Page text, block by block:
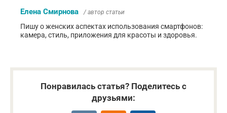
Елена Смирнова / автор статьи
Пишу о женских аспектах использования смартфонов:
камера, стиль, приложения для красоты и здоровья.
Понравилась статья? Поделитесь с
друзьями: